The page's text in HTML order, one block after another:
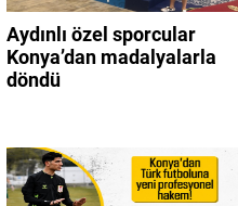
Aydınlı özel sporcular
Konya’dan madalyalarla
döndü